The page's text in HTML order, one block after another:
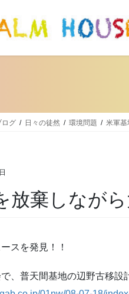
ログ 日々の徒然 環境問題 米軍基
放棄しなが
スを発見！！
、普天間基地の辺野古移設